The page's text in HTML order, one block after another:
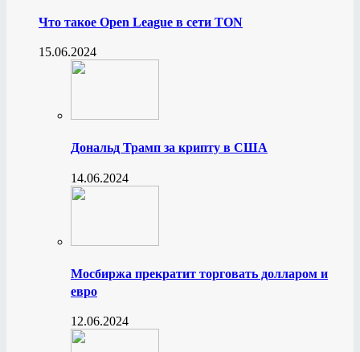
Что такое Open League в сети TON
15.06.2024
Дональд Трамп за крипту в США
14.06.2024
Мосбиржа прекратит торговать долларом и
евро
12.06.2024